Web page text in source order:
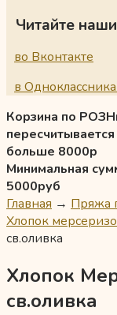
Читайте
во Вконтакте
в
Корзина по
больше 8000р
Минимальная
5000руб
Главная → Пряжа
Хлопок
св.оливка
Хлопок
св.оливка